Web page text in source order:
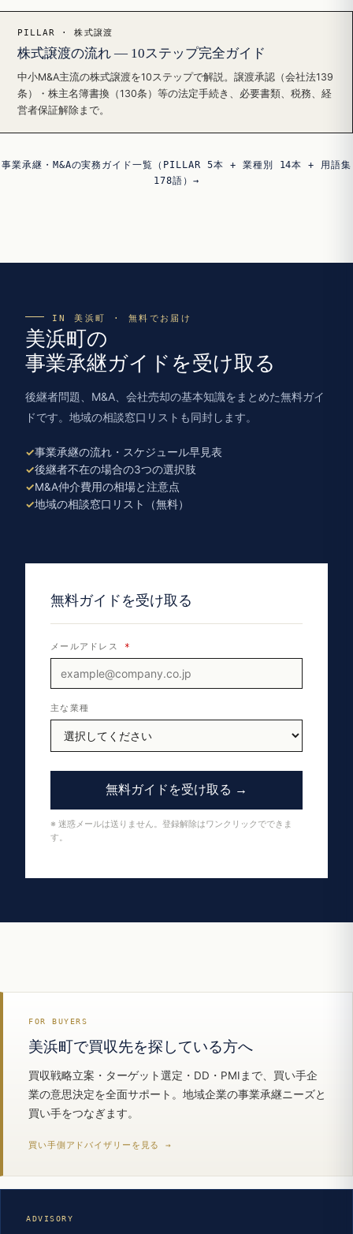
PILLAR · 株式譲渡
株式譲渡の流れ — 10ステップ完全ガイド
中小M&A主流の株式譲渡を10ステップで解説。譲渡承認（会社法139
条）・株主名簿書換（130条）等の法定手続き、必要書類、税務、経
営者保証解除まで。
事業承継・M&Aの実務ガイド一覧（PILLAR 5本 + 業種別 14本 + 用語集
178語）→
IN 美浜町 · 無料でお届け
美浜町の
事業承継ガイドを受け取る
後継者問題、M&A、会社売却の基本知識をまとめた無料ガイ
ドです。地域の相談窓口リストも同封します。
事業承継の流れ・スケジュール早見表
後継者不在の場合の3つの選択肢
M&A仲介費用の相場と注意点
地域の相談窓口リスト（無料）
無料ガイドを受け取る
メールアドレス *
主な業種
無料ガイドを受け取る →
※ 迷惑メールは送りません。登録解除はワンクリックでできま
す。
FOR BUYERS
美浜町で買収先を探している方へ
買収戦略立案・ターゲット選定・DD・PMIまで、買い手企
業の意思決定を全面サポート。地域企業の事業承継ニーズと
買い手をつなぎます。
買い手側アドバイザリーを見る →
ADVISORY